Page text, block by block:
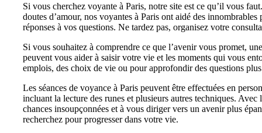
Si vous cherchez voyante à Paris, notre site est ce qu’il vous
doutes d’amour, nos voyantes à Paris ont aidé des
réponses à vos questions. Ne tardez pas, organisez votre
Si vous souhaitez à comprendre ce que l’avenir vous promet,
peuvent vous aider à saisir votre vie et les moments qui vous
emplois, des choix de vie ou pour approfondir des questions
Les séances de voyance à Paris peuvent être effectuées en
incluant la lecture des runes et plusieurs autres techniques.
chances insoupçonnées et à vous diriger vers un avenir plus
recherchez pour progresser dans votre vie.